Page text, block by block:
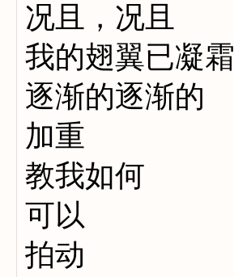
况且，况且
我的翅翼已凝霜
逐渐的逐渐的
加重
教我如何
可以
拍动